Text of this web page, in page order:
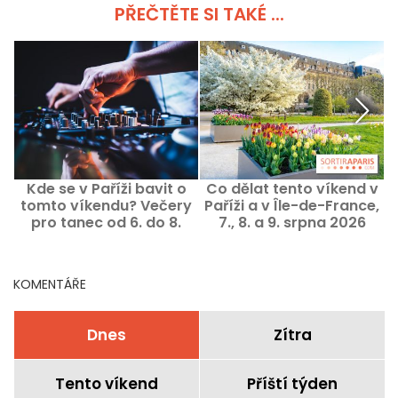
PŘEČTĚTE SI TAKÉ ...
Kde se v Paříži bavit o
tomto víkendu? Večery
pro tanec od 6. do 8.
Co dělat tento víkend v
Paříži a v Île-de-France,
7., 8. a 9. srpna 2026
KOMENTÁŘE
Dnes Zítra
Tento víkend Příští týden